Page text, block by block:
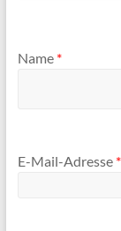
Name *
E-Mail-Adresse *